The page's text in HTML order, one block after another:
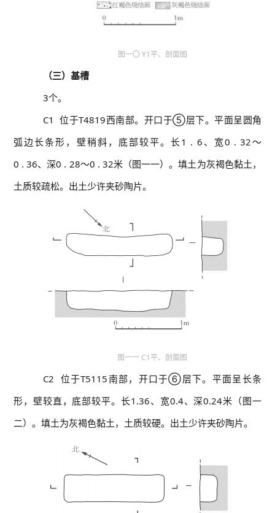
图一〇 Y1平、剖面图
（三）基槽
3个。
C1 位于T4819西南部。开口于⑤层下。平面呈圆角
弧边长条形，壁稍斜，底部较平。长1 . 6、宽0 . 32～
0 . 36、深0 . 28～0 . 32米（图一一）。填土为灰褐色黏土，
土质较疏松。出土少许夹砂陶片。
图一一 C1平、剖面图
C2 位于T5115南部，开口于⑥层下。平面呈长条
形，壁较直，底部较平。长1.36、宽0.4、深0.24米（图一
二）。填土为灰褐色黏土，土质较硬。出土少许夹砂陶片。